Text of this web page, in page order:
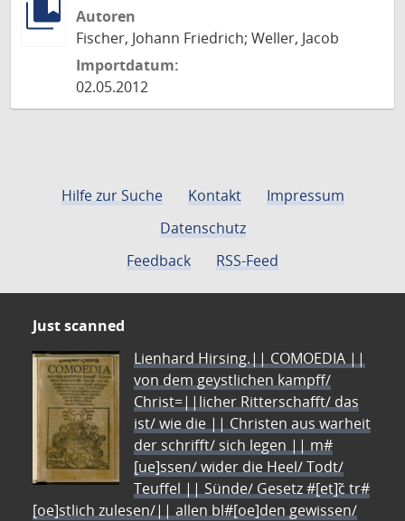
Autoren
Fischer, Johann Friedrich; Weller, Jacob
Importdatum:
02.05.2012
Hilfe zur Suche Kontakt
Impressum
Datenschutz
Feedback
RSS-Feed
Just scanned
Lienhard Hirsing.|| COMOEDIA ||
von dem geystlichen kampff/
Christ=||licher Ritterschafft/ das
ist/ wie die || Christen aus warheit
der schrifft/ sich legen || m#
[ue]ssen/ wider die Heel/ Todt/
Teuffel || Sünde/ Gesetz #[et]c̃ tr#
[oe]stlich zulesen/|| allen bl#[oe]den gewissen/